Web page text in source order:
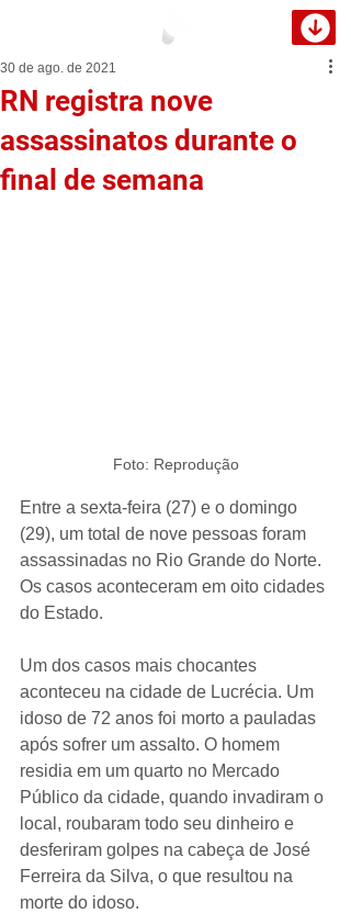
RN registra nove
assassinatos durante o
final de semana
30 de ago. de 2021
Foto: Reprodução
Entre a sexta-feira (27) e o domingo
(29), um total de nove pessoas foram
assassinadas no Rio Grande do Norte.
Os casos aconteceram em oito cidades
do Estado.
Um dos casos mais chocantes
aconteceu na cidade de Lucrécia. Um
idoso de 72 anos foi morto a pauladas
após sofrer um assalto. O homem
residia em um quarto no Mercado
Público da cidade, quando invadiram o
local, roubaram todo seu dinheiro e
desferiram golpes na cabeça de José
Ferreira da Silva, o que resultou na
morte do idoso.